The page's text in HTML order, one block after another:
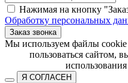
Нажимая на кнопку
Обработку персональных
Заказ звонка
​​​​​​​Мы используем файлы cookie
пользоваться сайтом,
Я СОГЛАСЕН